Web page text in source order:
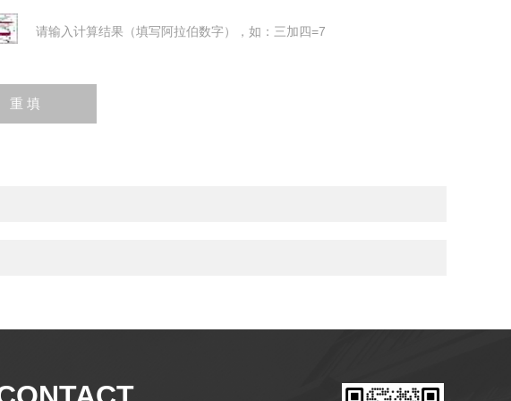
请输入计算结果（填写阿拉伯数字），如：三加四=7